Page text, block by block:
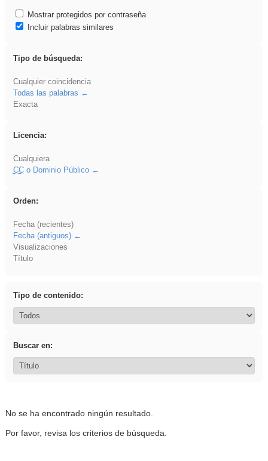
Mostrar protegidos por contraseña
Incluir palabras similares
Tipo de búsqueda:
Cualquier coincidencia
Todas las palabras
Exacta
Licencia:
Cualquiera
CCo Dominio Público
Orden:
Fecha (recientes)
Fecha (antiguos)
Visualizaciones
Título
Tipo de contenido:
Buscar en:
No se ha encontrado ningún resultado.
Por favor, revisa los criterios de búsqueda.